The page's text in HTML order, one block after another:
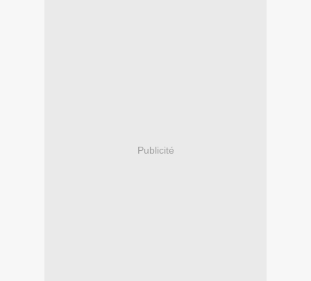
Publicité